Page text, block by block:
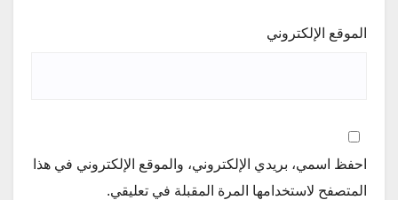
الموقع الإلكتروني
احفظ اسمي، بريدي الإلكتروني، والموقع الإلكتروني في هذا
المتصفح لاستخدامها المرة المقبلة في تعليقي.